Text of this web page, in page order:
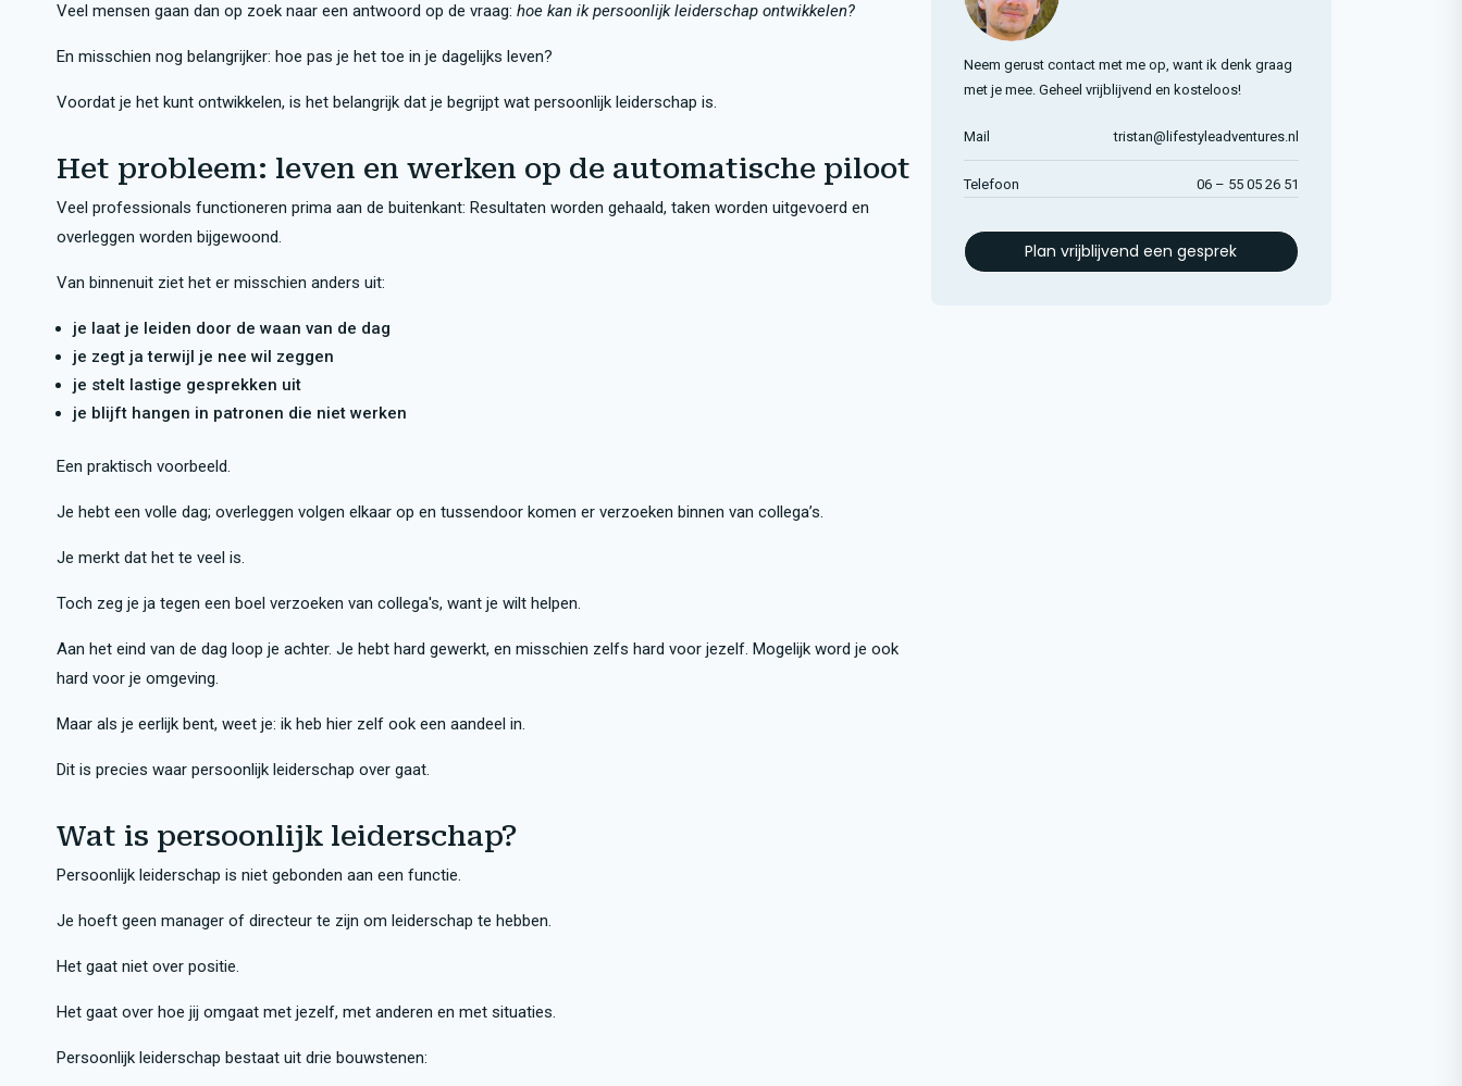
Veel mensen gaan dan op zoek naar een antwoord op de vraag: hoe kan ik persoonlijk leiderschap ontwikkelen?
En misschien nog belangrijker: hoe pas je het toe in je dagelijks leven?
Voordat je het kunt ontwikkelen, is het belangrijk dat je begrijpt wat persoonlijk leiderschap is.
Het probleem: leven en werken op de automatische piloot
Veel professionals functioneren prima aan de buitenkant: Resultaten worden gehaald, taken worden uitgevoerd en
overleggen worden bijgewoond.
Van binnenuit ziet het er misschien anders uit:
je laat je leiden door de waan van de dag
je zegt ja terwijl je nee wil zeggen
je stelt lastige gesprekken uit
je blijft hangen in patronen die niet werken
Een praktisch voorbeeld.
Je hebt een volle dag; overleggen volgen elkaar op en tussendoor komen er verzoeken binnen van collega’s.
Je merkt dat het te veel is.
Toch zeg je ja tegen een boel verzoeken van collega's, want je wilt helpen.
Aan het eind van de dag loop je achter. Je hebt hard gewerkt, en misschien zelfs hard voor jezelf. Mogelijk word je ook
hard voor je omgeving.
Maar als je eerlijk bent, weet je: ik heb hier zelf ook een aandeel in.
Dit is precies waar persoonlijk leiderschap over gaat.
Wat is persoonlijk leiderschap?
Persoonlijk leiderschap is niet gebonden aan een functie.
Je hoeft geen manager of directeur te zijn om leiderschap te hebben.
Het gaat niet over positie.
Het gaat over hoe jij omgaat met jezelf, met anderen en met situaties.
Persoonlijk leiderschap bestaat uit drie bouwstenen:
Neem gerust contact met me op, want ik denk graag
met je mee. Geheel vrijblijvend en kosteloos!
Mail tristan@lifestyleadventures.nl
Telefoon 06 – 55 05 26 51
Plan vrijblijvend een gesprek